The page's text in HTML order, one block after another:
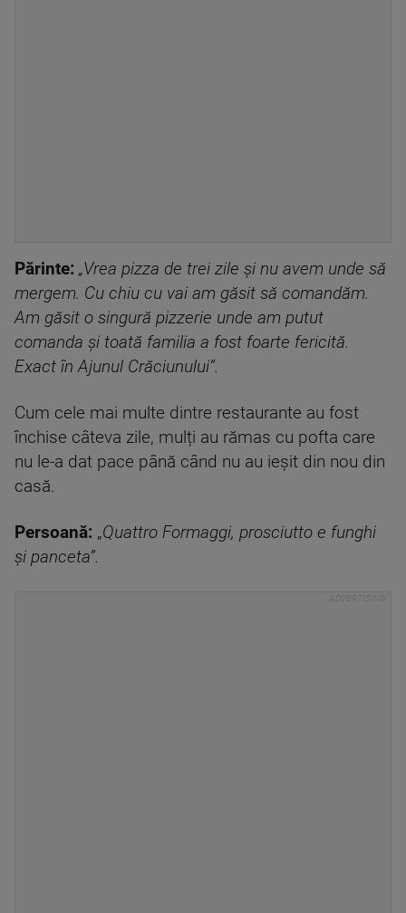
Părinte: „Vrea pizza de trei zile și nu avem unde să
mergem. Cu chiu cu vai am găsit să comandăm.
Am găsit o singură pizzerie unde am putut
comanda și toată familia a fost foarte fericită.
Exact în Ajunul Crăciunului”.
Cum cele mai multe dintre restaurante au fost
închise câteva zile, mulți au rămas cu pofta care
nu le-a dat pace până când nu au ieșit din nou din
casă.
Persoană: „Quattro Formaggi, prosciutto e funghi
și panceta”.